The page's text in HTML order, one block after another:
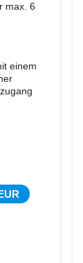
max. 6
einem